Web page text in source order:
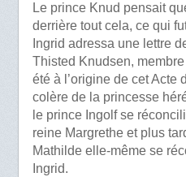
Le prince Knud pensait
derrière tout cela, ce qui
Ingrid adressa une lettre
Thisted Knudsen,
été à l’origine de cet Acte
colère de la princesse
le prince Ingolf se
reine Margrethe et plus
Mathilde elle-même se
Ingrid.